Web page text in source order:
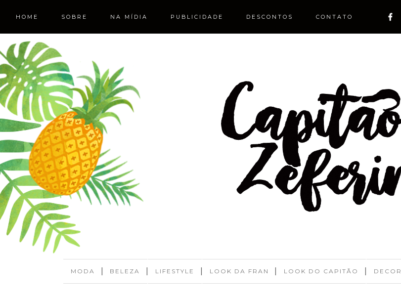
MODA | BELEZA | LIFESTYLE | LOOK DA FRAN | LOOK DO CAPITÃO | DECOR
HOME SOBRE NA MÍDIA PUBLICIDADE DESCONTOS CONTATO